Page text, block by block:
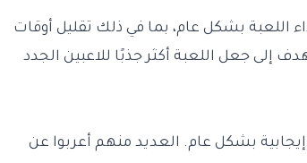
اللعبة بشكل عام، بما في ذلك تقليل أوقات
إلى جعل اللعبة أكثر جذبًا للاعبين الجدد
بشكل عام. العديد منهم أعربوا عن